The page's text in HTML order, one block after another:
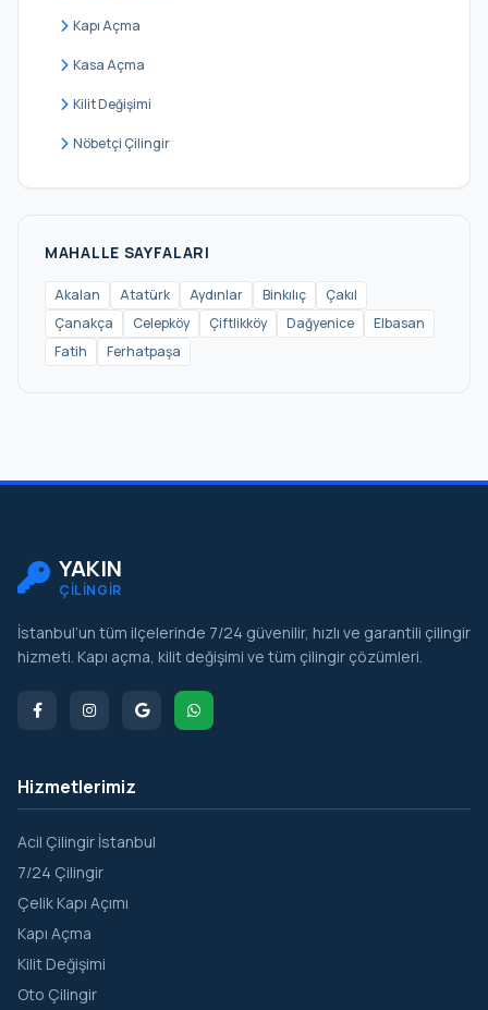
Oklalı
Ormanlı
Ovayenice
Örencik
Yaylacık
Kapı Açma
Kasa Açma
Kilit Değişimi
Nöbetçi Çilingir
MAHALLE SAYFALARI
Akalan Atatürk Aydınlar Binkılıç
Çakıl
Çanakça
Celepköy Çiftlikköy Dağyenice
Elbasan
Fatih
Ferhatpaşa
YAKIN
ÇİLİNGİR
İstanbul’un tüm ilçelerinde 7/24 güvenilir, hızlı ve garantili çilingir
hizmeti. Kapı açma, kilit değişimi ve tüm çilingir çözümleri.
Hizmetlerimiz
Acil Çilingir İstanbul
7/24 Çilingir
Çelik Kapı Açımı
Kapı Açma
Kilit Değişimi
Oto Çilingir